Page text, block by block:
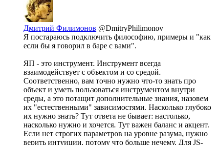
Дмитрий Филимонов @DmitryPhilimonov
Я постараюсь подключить философию, примеры и "как
если бы я говорил в баре с вами".
ЯП - это инструмент. Инструмент всегда
взаимодействует с объектом и со средой.
Соответственно, вам точно нужно что-то знать про
объект и уметь пользоваться инструментом внутри
среды, а это потащит дополнительные знания, назовем
их "естественными" зависимостями. Насколько глубоко
их нужно знать? Тут ответа не бывает: настолько,
насколько нужно и хочется. Тут важен баланс и акцент.
Если нет строгих параметров на уровне разума, нужно
верить интуиции, потому что больше нечему. Для JS-